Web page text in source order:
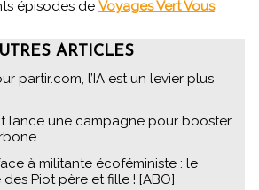
épisodes de Voyages Vert Vous
ARTICLES
partir.com, l’IA est un levier plus
lance une campagne pour booster
à militante écoféministe : le
Piot père et fille ! [ABO]